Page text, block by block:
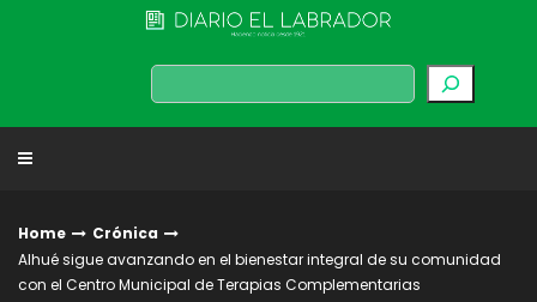
Buscar
Home
Crónica
Alhué sigue avanzando en el bienestar integral de su comunidad
con el Centro Municipal de Terapias Complementarias